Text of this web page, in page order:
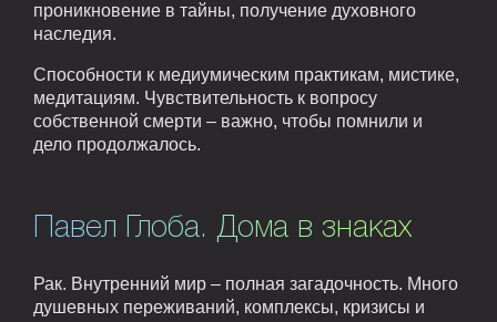
проникновение в тайны, получение духовного
наследия.
Способности к медиумическим практикам, мистике,
медитациям. Чувствительность к вопросу
собственной смерти – важно, чтобы помнили и
дело продолжалось.
Павел Глоба. Дома в знаках
Рак. Внутренний мир – полная загадочность. Много
душевных переживаний, комплексы, кризисы и